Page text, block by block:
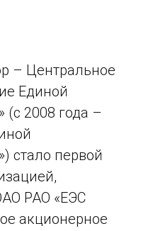
– Центральное
Единой
(с 2008 года –
стало первой
РАО «ЕЭС
акционерное